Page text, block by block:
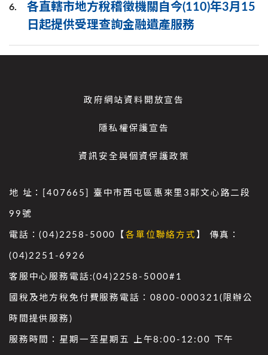
6.
各直轄市地方稅稽徵機關自今(110)年3月15
日起提供受理查詢金融遺產服務
政府網站資料開放宣告
隱私權保護宣告
資訊安全與個資保護政策
地 址：[407665] 臺中市西屯區惠來里3鄰文心路二段
99號
電話：(04)2258-5000【各單位聯絡方式 】 傳真：
(04)2251-6926
客服中心服務電話:(04)2258-5000#1
國稅及地方稅免付費服務電話：0800-000321(限辦公
時間提供服務)
服務時間：星期一至星期五 上午8:00-12:00 下午